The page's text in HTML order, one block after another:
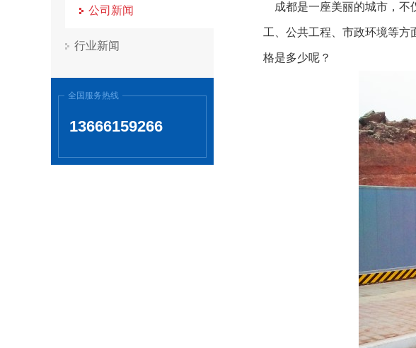
公司新闻
行业新闻
全国服务热线
13666159266
成都是一座美丽的城市，不
工、公共工程、市政环境等
格是多少呢？